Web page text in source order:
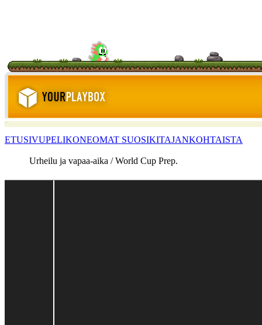
ETUSIVUPELIKONEOMAT SUOSIKITAJANKOHTAISTA
Urheilu ja vapaa-aika / World Cup Prep.